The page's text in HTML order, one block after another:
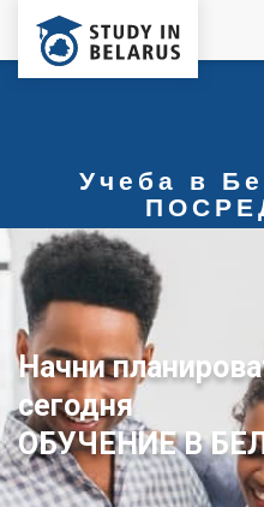
Учеба в
Начни
сегодня
ОБУЧЕНИЕ В